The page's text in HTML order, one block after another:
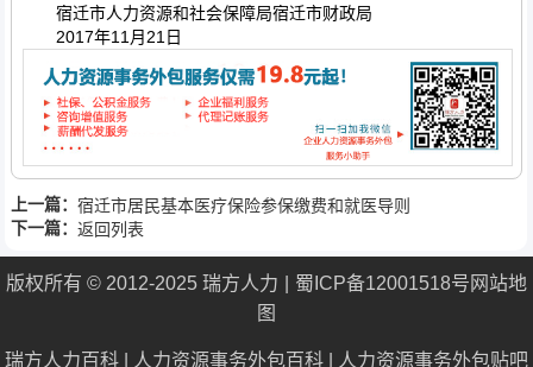
宿迁市人力资源和社会保障局宿迁市财政局
2017年11月21日
上一篇： 宿迁市居民基本医疗保险参保缴费和就医导则
下一篇： 返回列表
版权所有 © 2012-2025 瑞方人力 蜀ICP备12001518号 网站地
图
瑞方人力百科 人力资源事务外包百科 人力资源事务外包贴吧